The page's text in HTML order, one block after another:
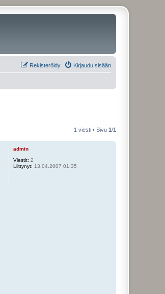
Kirjaudu sisään
Rekisteröidy
1 viesti • Sivu 1/1
admin
Viestit: 2
Liittynyt: 13.04.2007 01:35